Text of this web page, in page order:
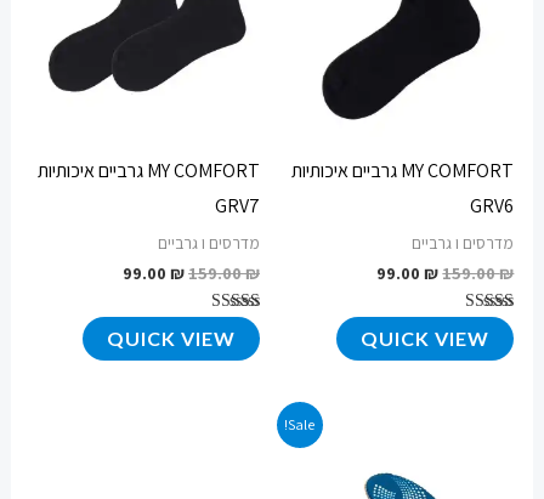
MY COMFORT גרביים איכותיות
GRV6
מדרסים ו גרביים
159.00₪
99.00₪
דורג
4.83
מתוך 5
QUICK VIEW
MY COMFORT גרביים איכותיות
GRV7
מדרסים ו גרביים
159.00₪
99.00 ₪
דורג
4.67
מתוך 5
QUICK VIEW
Sale!
179.00 ₪.
המחיר
הנוכחי
124.90 ₪.